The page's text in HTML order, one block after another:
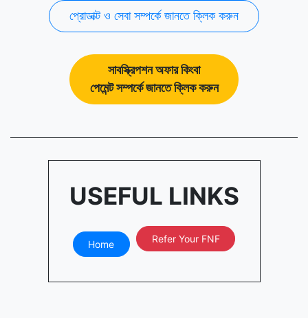
প্রোডাক্ট ও সেবা সম্পর্কে জানতে ক্লিক করুন
সাবস্ক্রিপশন অফার কিংবা
পেমেন্ট সম্পর্কে জানতে ক্লিক করুন
USEFUL LINKS
Home Refer Your FNF